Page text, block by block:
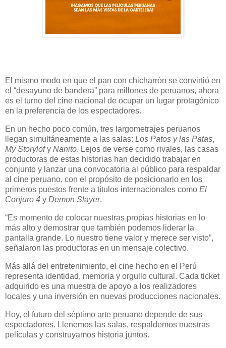
El mismo modo en que el pan con chicharrón se convirtió en
el “desayuno de bandera” para millones de peruanos, ahora
es el turno del cine nacional de ocupar un lugar protagónico
en la preferencia de los espectadores.
En un hecho poco común, tres largometrajes peruanos
llegan simultáneamente a las salas: Los Patos y las Patas,
My Storylofy Nanito. Lejos de verse como rivales, las casas
productoras de estas historias han decidido trabajar en
conjunto y lanzar una convocatoria al público para respaldar
al cine peruano, con el propósito de posicionarlo en los
primeros puestos frente a títulos internacionales como El
Conjuro 4 y Demon Slayer.
“Es momento de colocar nuestras propias historias en lo
más alto y demostrar que también podemos liderar la
pantalla grande. Lo nuestro tiene valor y merece ser visto”,
señalaron las productoras en un mensaje colectivo.
Más allá del entretenimiento, el cine hecho en el Perú
representa identidad, memoria y orgullo cultural. Cada ticket
adquirido es una muestra de apoyo a los realizadores
locales y una inversión en nuevas producciones nacionales.
Hoy, el futuro del séptimo arte peruano depende de sus
espectadores. Llenemos las salas, respaldemos nuestras
películas y construyamos historia juntos.